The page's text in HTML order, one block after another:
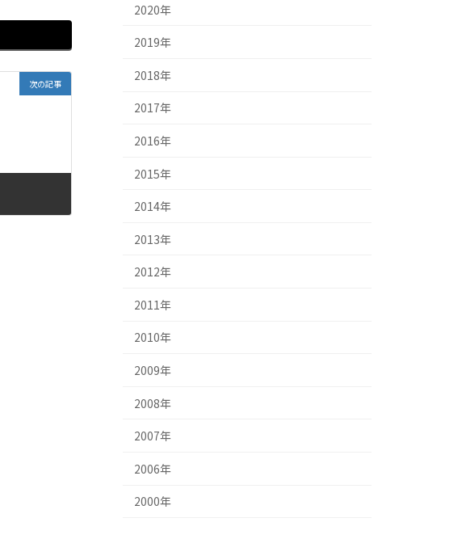
次の記事
2020年
2019年
2018年
2017年
2016年
2015年
2014年
2013年
2012年
2011年
2010年
2009年
2008年
2007年
2006年
2000年